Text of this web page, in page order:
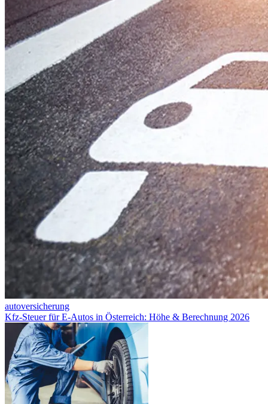
autoversicherung
Kfz-Steuer für E-Autos in Österreich: Höhe & Berechnung 2026